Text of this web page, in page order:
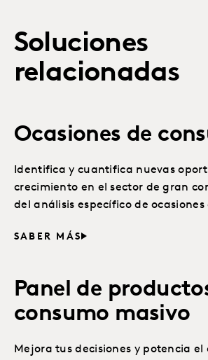
Soluciones
relacionadas
Ocasiones de
Identifica y cuantifica nuevas
crecimiento en el sector de gran
del análisis específico de ocasiones
SABER MÁS
Panel de
consumo masivo
Mejora tus decisiones y potencia el